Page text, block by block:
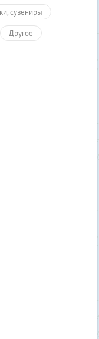
сувениры
Другое